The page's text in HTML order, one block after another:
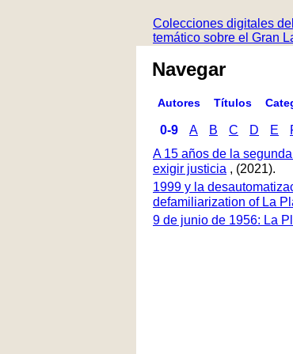
Colecciones digitales
temático sobre el Gran
Navegar
Autores Títulos
0-9 A B C D E
A 15 años de la
exigir justicia , (2021).
1999 y la
defamiliarization of La
9 de junio de 1956: La